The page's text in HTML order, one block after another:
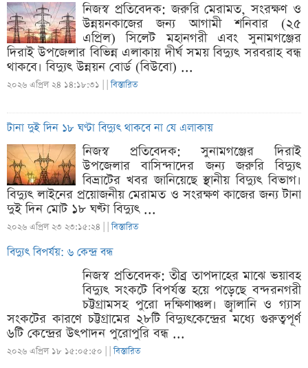
নিজস্ব প্রতিবেদক: জরুরি মেরামত, সংরক্ষণ ও
উন্নয়নকাজের জন্য আগামী শনিবার (২৫
এপ্রিল) সিলেট মহানগরী এবং সুনামগঞ্জের
দিরাই উপজেলার বিভিন্ন এলাকায় দীর্ঘ সময় বিদ্যুৎ সরবরাহ বন্ধ
থাকবে। বিদ্যুৎ উন্নয়ন বোর্ড (বিউবো) ...
২০২৬ এপ্রিল ২৪ ১৪:১৮:৩১ | |বিস্তারিত
টানা দুই দিন ১৮ ঘণ্টা বিদ্যুৎ থাকবে না যে এলাকায়
নিজস্ব প্রতিবেদক: সুনামগঞ্জের দিরাই
উপজেলার বাসিন্দাদের জন্য জরুরি বিদ্যুৎ
বিভ্রাটের খবর জানিয়েছে স্থানীয় বিদ্যুৎ বিভাগ।
বিদ্যুৎ লাইনের প্রয়োজনীয় মেরামত ও সংরক্ষণ কাজের জন্য টানা
দুই দিন মোট ১৮ ঘণ্টা বিদ্যুৎ ...
২০২৬ এপ্রিল ২৩ ২৩:১৫:২৪ | |বিস্তারিত
বিদ্যুৎ বিপর্যয়: ৬ কেন্দ্র বন্ধ
নিজস্ব প্রতিবেদক: তীব্র তাপদাহের মাঝে ভয়াবহ
বিদ্যুৎ সংকটে বিপর্যস্ত হয়ে পড়েছে বন্দরনগরী
চট্টগ্রামসহ পুরো দক্ষিণাঞ্চল। জ্বালানি ও গ্যাস
সংকটের কারণে চট্টগ্রামের ২৮টি বিদ্যুৎকেন্দ্রের মধ্যে গুরুত্বপূর্ণ
৬টি কেন্দ্রের উৎপাদন পুরোপুরি বন্ধ ...
২০২৬ এপ্রিল ১৮ ১৫:০৫:৫০ | |বিস্তারিত